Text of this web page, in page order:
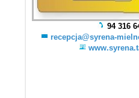
94 316
recepcja@syrena-